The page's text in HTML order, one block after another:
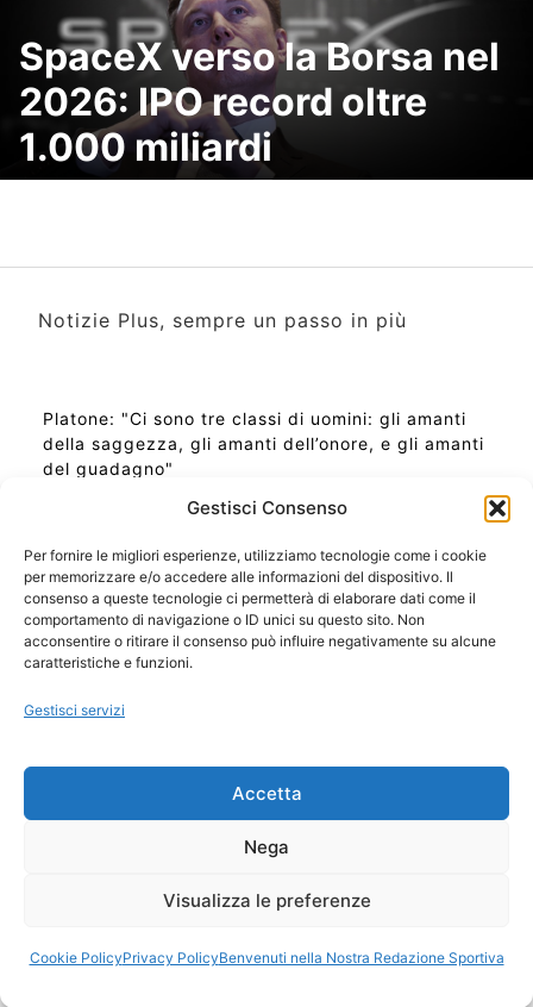
Gestisci Consenso
Per fornire le migliori esperienze, utilizziamo tecnologie come i cookie
per memorizzare e/o accedere alle informazioni del dispositivo. Il
consenso a queste tecnologie ci permetterà di elaborare dati come il
comportamento di navigazione o ID unici su questo sito. Non
acconsentire o ritirare il consenso può influire negativamente su alcune
caratteristiche e funzioni.
Gestisci servizi
Accetta
Nega
Visualizza le preferenze
Cookie PolicyPrivacy PolicyBenvenuti nella Nostra Redazione Sportiva
SpaceX verso la Borsa nel
2026: IPO record oltre
1.000 miliardi
Notizie Plus, sempre un passo in più
Platone: "Ci sono tre classi di uomini: gli amanti
della saggezza, gli amanti dell’onore, e gli amanti
del guadagno"
Ora Esatta in Italia in questo momento
Ti Senti Strano Ultimamente? Potrebbe Essere per
la Risonanza di Schumann
Come Sapere Se Stai Ascendendo alla Quinta
Copyright 2026 NotiziePlus.com
📰 Contenuto Umano Verificato
Privacy Coockie
Pubblicità